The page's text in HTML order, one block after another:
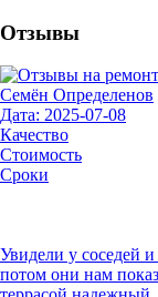
Отзывы
Семён Определенов
Дата: 2025-07-08
Качество
Стоимость
Сроки
Увидели у соседей и
потом они нам